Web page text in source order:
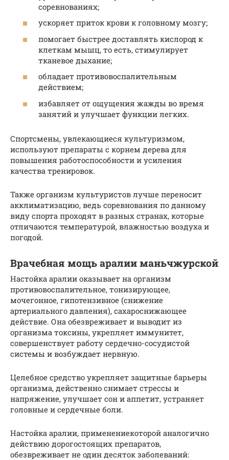
соревнованиях;
ускоряет приток крови к головному мозгу;
помогает быстрее доставлять кислород к
клеткам мышц, то есть, стимулирует
тканевое дыхание;
обладает противовоспалительным
действием;
избавляет от ощущения жажды во время
занятий и улучшает функции легких.
Спортсмены, увлекающиеся культуризмом,
используют препараты с корнем дерева для
повышения работоспособности и усиления
качества тренировок.
Также организм культуристов лучше переносит
акклиматизацию, ведь соревнования по данному
виду спорта проходят в разных странах, которые
отличаются температурой, влажностью воздуха и
погодой.
Врачебная мощь аралии маньчжурской
Настойка аралии оказывает на организм
противовоспалительное, тонизирующее,
мочегонное, гипотензивное (снижение
артериального давления), сахароснижающее
действие. Она обезвреживает и выводит из
организма токсины, укрепляет иммунитет,
совершенствует работу сердечно-сосудистой
системы и возбуждает нервную.
Целебное средство укрепляет защитные барьеры
организма, действенно снимает стрессы и
напряжение, улучшает сон и аппетит, устраняет
головные и сердечные боли.
Настойка аралии, применениекоторой аналогично
действию дорогостоящих препаратов,
обезвреживает не один десяток заболеваний: